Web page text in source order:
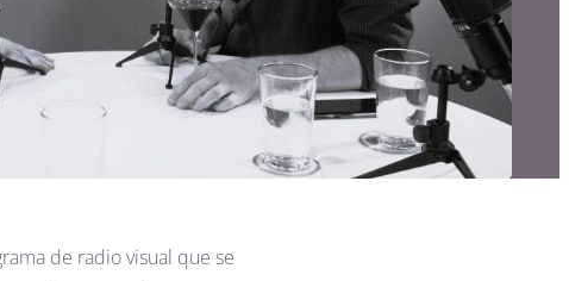
de radio visual que se